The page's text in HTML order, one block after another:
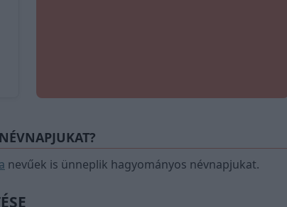
nevűek is ünneplik hagyományos névnapjukat.